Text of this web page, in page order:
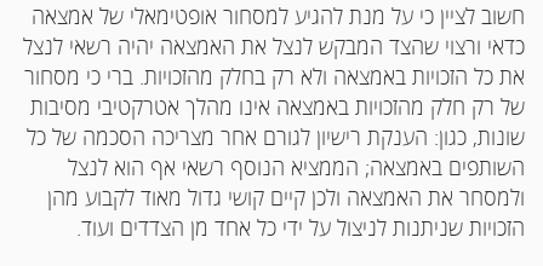
חשוב לציין כי על מנת להגיע למסחור אופטימאלי של אמצאה
כדאי ורצוי שהצד המבקש לנצל את האמצאה יהיה רשאי לנצל
את כל הזכויות באמצאה ולא רק בחלק מהזכויות. ברי כי מסחור
של רק חלק מהזכויות באמצאה אינו מהלך אטרקטיבי מסיבות
שונות, כגון: הענקת רישיון לגורם אחר מצריכה הסכמה של כל
השותפים באמצאה; הממציא הנוסף רשאי אף הוא לנצל
ולמסחר את האמצאה ולכן קיים קושי גדול מאוד לקבוע מהן
הזכויות שניתנות לניצול על ידי כל אחד מן הצדדים ועוד.